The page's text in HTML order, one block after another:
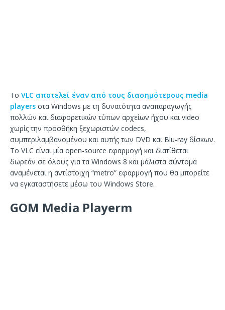
Το VLC αποτελεί έναν από τους διασημότερους media
players στα Windows με τη δυνατότητα αναπαραγωγής
πολλών και διαφορετικών τύπων αρχείων ήχου και video
χωρίς την προσθήκη ξεχωριστών codecs,
συμπεριλαμβανομένου και αυτής των DVD και Blu-ray δίσκων.
Το VLC είναι μία open-source εφαρμογή και διατίθεται
δωρεάν σε όλους για τα Windows 8 και μάλιστα σύντομα
αναμένεται η αντίστοιχη “metro” εφαρμογή που θα μπορείτε
να εγκαταστήσετε μέσω του Windows Store.
GOM Media Playerm